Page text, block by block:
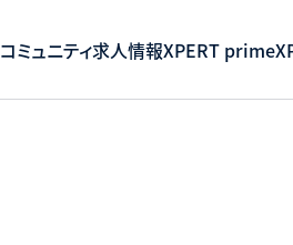
コミュニティ求人情報XPERT prime